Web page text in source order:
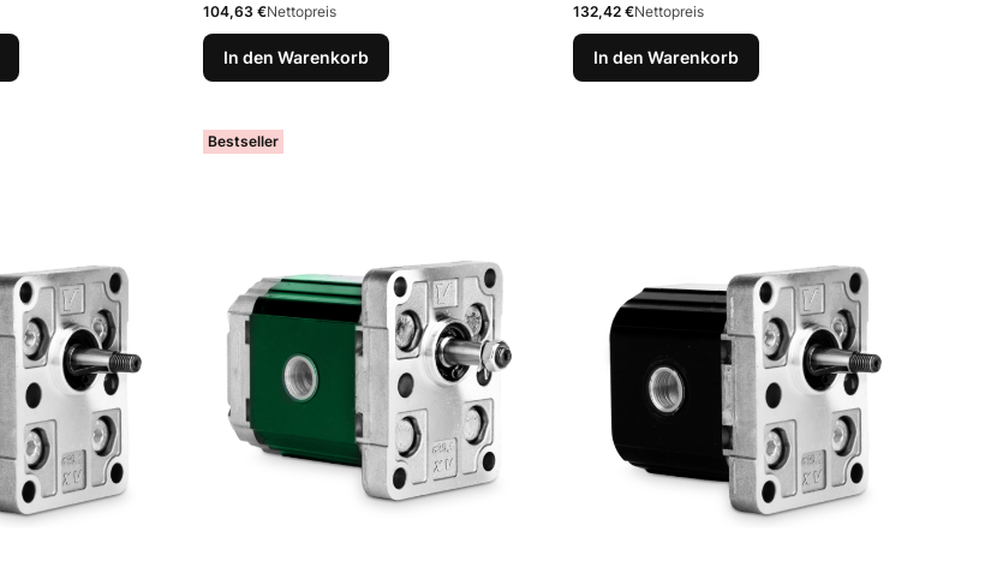
Preis
104,63 €Nettopreis
In den Warenkorb
Preis
132,42 €Nettopreis
In den Warenkorb
Bestseller